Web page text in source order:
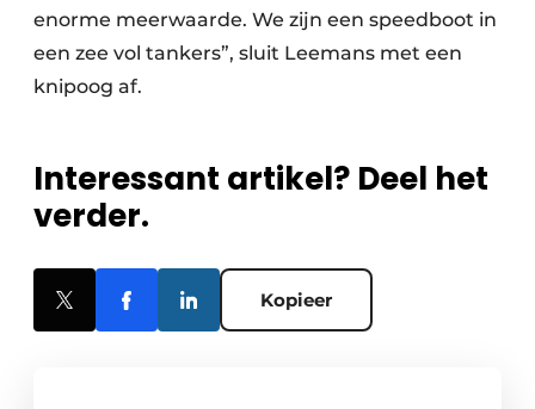
enorme meerwaarde. We zijn een speedboot in
een zee vol tankers”, sluit Leemans met een
knipoog af.
Interessant artikel? Deel het
verder.
Kopieer